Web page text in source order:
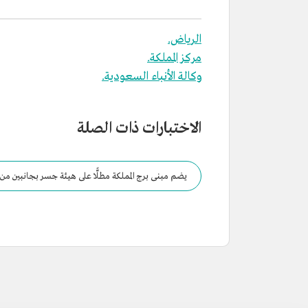
الرياض.
مركز المملكة.
وكالة الأنباء السعودية.
الاختبارات ذات الصلة
يضم مبنى برج المملكة مطلًّا على هيئة جسر بجانبين من